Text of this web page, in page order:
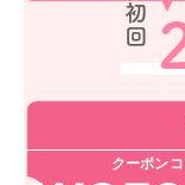
初回
クーポン